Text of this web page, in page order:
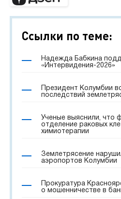
Ссылки по теме:
Надежда Бабкина
«Интервидения-2026»
Президент Колумбии
последствий
Ученые выяснили, что
отделение раковых
химиотерапии
Землетрясение
аэропортов Колумбии
Прокуратура
о мошенничестве в